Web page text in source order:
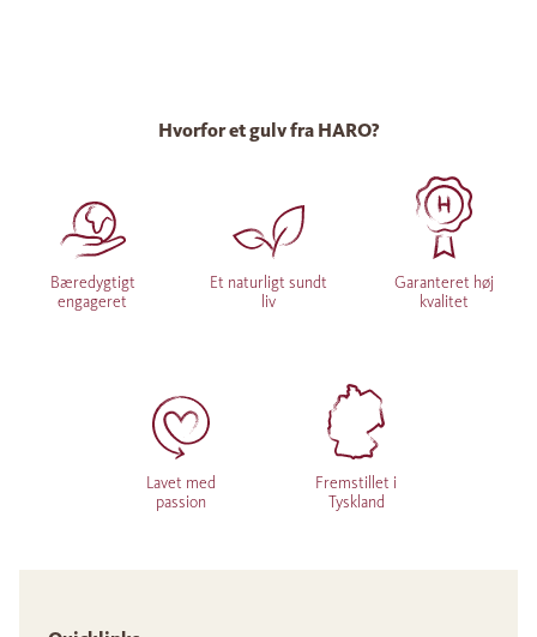
Hvorfor et gulv fra HARO?
Bæredygtigt
engageret
Et naturligt sundt
liv
Garanteret høj
kvalitet
Lavet med
passion
Fremstillet i
Tyskland